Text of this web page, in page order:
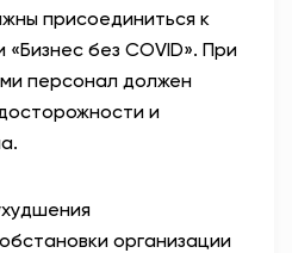
присоединиться к
без COVID». При
персонал должен
и
организации